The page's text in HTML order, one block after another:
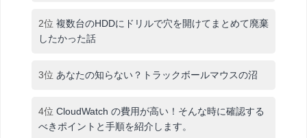
2位 複数台のHDDにドリルで穴を開けてまとめて廃棄
したかった話
3位 あなたの知らない？トラックボールマウスの沼
4位 CloudWatch の費用が高い！そんな時に確認する
べきポイントと手順を紹介します。